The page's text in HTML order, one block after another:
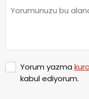
Yorum yazma
kabul ediyorum.